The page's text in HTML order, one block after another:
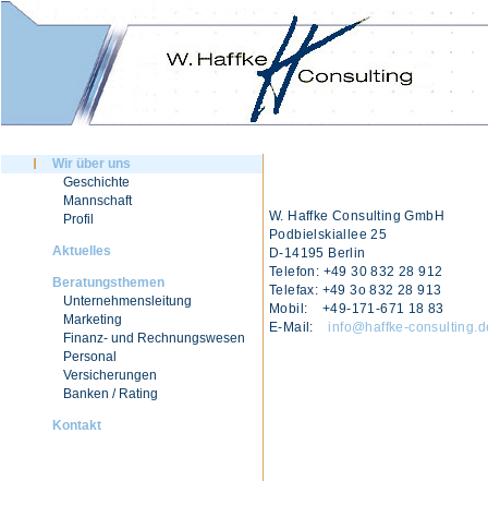
Wir über uns
Geschichte
Mannschaft
Profil
Aktuelles
Beratungsthemen
Unternehmensleitung
Marketing
Finanz- und Rechnungswesen
Personal
Versicherungen
Banken / Rating
Kontakt
W. Haffke Consulting GmbH
Podbielskiallee 25
D-14195 Berlin
Telefon: +49 30 832 28 912
Telefax: +49 3o 832 28 913
Mobil: +49-171-671 18 83
E-Mail:info@haffke-